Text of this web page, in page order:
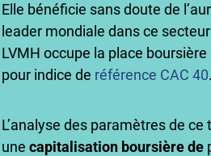
Elle bénéficie sans doute de
leader mondiale dans ce secteur
LVMH occupe la place
pour indice de référence CAC 40.
L’analyse des paramètres de
une capitalisation boursière de